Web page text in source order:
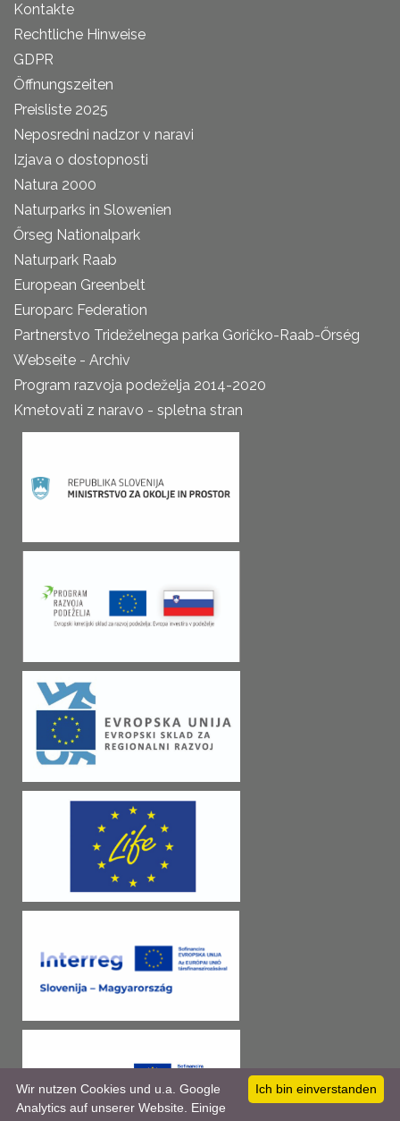
Kontakte
Rechtliche Hinweise
GDPR
Öffnungszeiten
Preisliste 2025
Neposredni nadzor v naravi
Izjava o dostopnosti
Natura 2000
Naturparks in Slowenien
Őrseg Nationalpark
Naturpark Raab
European Greenbelt
Europarc Federation
Partnerstvo Trideželnega parka Goričko-Raab-Őrség
Webseite - Archiv
Program razvoja podeželja 2014-2020
Kmetovati z naravo - spletna stran
Ich bin einverstanden
Wir nutzen Cookies und u.a. Google
Analytics auf unserer Website. Einige